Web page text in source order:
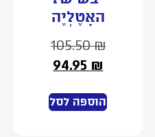
האָטֶלְיֶה
105.50₪
94.95₪
הוספה לסל